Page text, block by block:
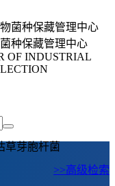
种保藏管理中心
OF INDUSTRIAL
草芽胞杆菌
>>高级检索